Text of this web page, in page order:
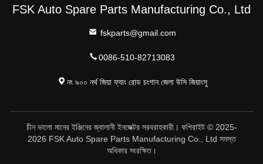
FSK Auto Spare Parts Manufacturing Co., Ltd
fskparts@gmail.com
0086-510-82713083
নং ৯০০ নর্থ জিয়া ফ্যাং রোড চংগান জেলা উসি জিয়াংসু
চীন ভালো মানের ইঞ্জিনের জ্বালানী ইনজেক্টর সরবরাহকারী। কপিরাইট © 2025-
2026 FSK Auto Spare Parts Manufacturing Co., Ltd সমস্ত
অধিকার সংরক্ষিত।